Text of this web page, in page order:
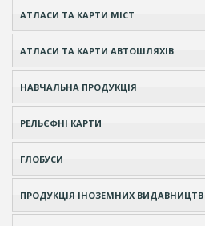
АТЛАСИ ТА КАРТИ МІСТ
АТЛАСИ ТА КАРТИ АВТОШЛЯХІВ
НАВЧАЛЬНА ПРОДУКЦІЯ
РЕЛЬЄФНІ КАРТИ
ГЛОБУСИ
ПРОДУКЦІЯ ІНОЗЕМНИХ ВИДАВНИЦТВ